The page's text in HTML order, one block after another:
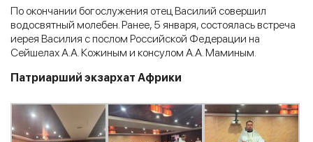
По окончании богослужения отец Василий совершил
водосвятный молебен. Ранее, 5 января, состоялась встреча
иерея Василия с послом Российской Федерации на
Сейшелах А.А. Кожиным и консулом А.А. Маминым.
Патриарший экзархат Африки